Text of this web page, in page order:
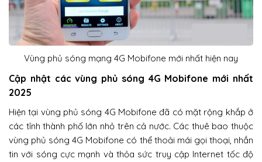
Vùng phủ sóng mạng 4G Mobifone mới nhất hiện nay
Cập nhật các vùng phủ sóng 4G Mobifone mới nhất
2025
Hiện tại vùng phủ sóng 4G Mobifone đã có mặt rộng khắp ở
các tỉnh thành phố lớn nhỏ trên cả nước. Các thuê bao thuộc
vùng phủ sóng 4G Mobifone có thể thoải mái gọi thoại, nhắn
tin với sóng cực mạnh và thỏa sức truy cập Internet tốc độ